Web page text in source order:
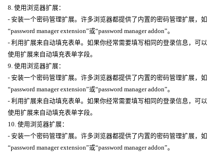
8. 使用浏览器扩展：
- 安装一个密码管理扩展。许多浏览器都提供了内置的密码管理扩展，如
“password manager extension”或“password manager addon”。
- 利用扩展来自动填充表单。如果你经常需要填写相同的登录信息，可以
使用扩展来自动填充表单字段。
9. 使用浏览器扩展：
- 安装一个密码管理扩展。许多浏览器都提供了内置的密码管理扩展，如
“password manager extension”或“password manager addon”。
- 利用扩展来自动填充表单。如果你经常需要填写相同的登录信息，可以
使用扩展来自动填充表单字段。
10. 使用浏览器扩展：
- 安装一个密码管理扩展。许多浏览器都提供了内置的密码管理扩展，如
“password manager extension”或“password manager addon”。